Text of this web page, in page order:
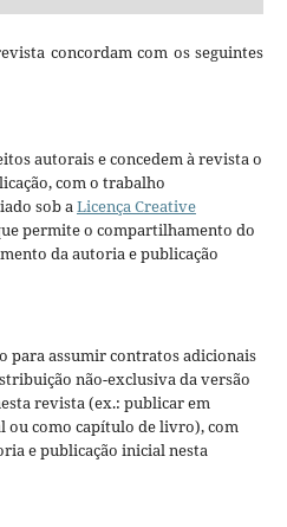
concordam com os seguintes
autorais e concedem à revista o
com o trabalho
sob aLicença Creative
permite o compartilhamento do
da autoria e publicação
para assumir contratos adicionais
não-exclusiva da versão
revista (ex.: publicar em
como capítulo de livro), com
e publicação inicial nesta